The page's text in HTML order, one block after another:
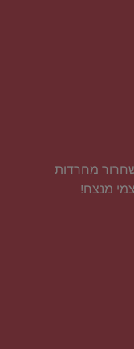
שחרור מחרדות
מנצח!